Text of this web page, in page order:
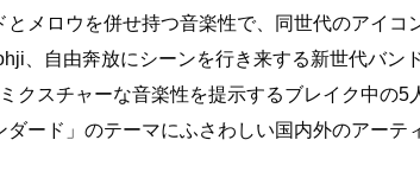
メロウを併せ持つ音楽性で、同世代のアイコ
、自由奔放にシーンを行き来する新世代バン
クスチャーな音楽性を提示するブレイク中の5
ード」のテーマにふさわしい国内外のアーテ